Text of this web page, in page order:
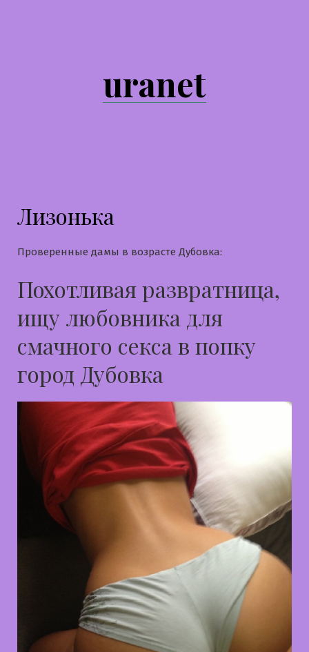
uranet
Лизонька
Проверенные дамы в возрасте Дубовка:
Похотливая развратница,
ищу любовника для
смачного секса в попку
город Дубовка